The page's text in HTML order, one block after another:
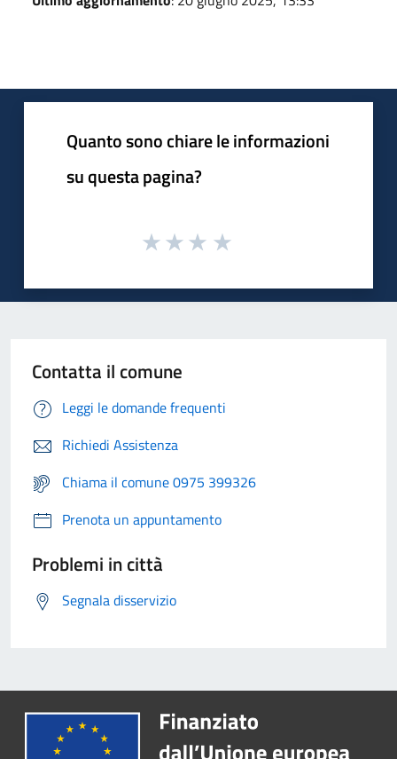
Quanto sono chiare le informazioni
su questa pagina?
Contatta il comune
Leggi le domande frequenti
Richiedi Assistenza
Chiama il comune 0975 399326
Prenota un appuntamento
Problemi in città
Segnala disservizio